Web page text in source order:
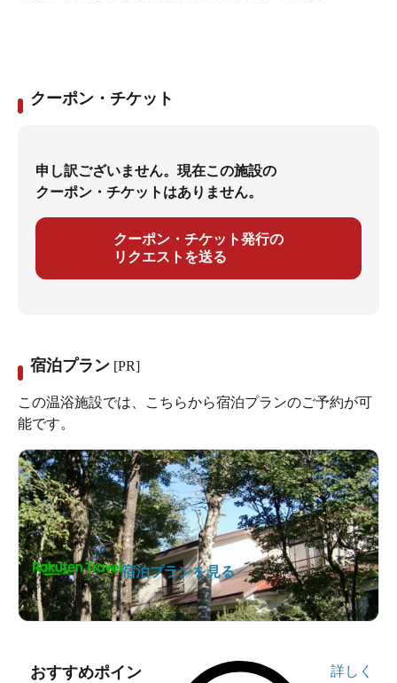
クーポン・チケット
申し訳ございません。現在この施設の
クーポン・チケットはありません。
クーポン・チケット発行の
リクエストを送る
宿泊プラン [PR]
この温浴施設では、こちらから宿泊プランのご予約が可
能です。
1泊円～
宿泊プランを見る
おすすめポイン
詳しく